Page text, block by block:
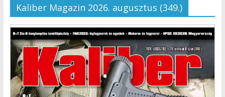
Kaliber Magazin 2026. augusztus (349.)